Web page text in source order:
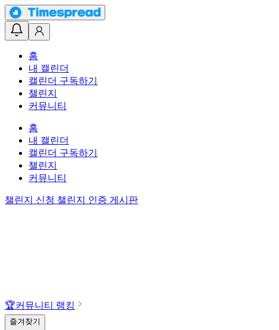
홈
내 캘린더
캘린더 구독하기
챌린지
커뮤니티
홈
내 캘린더
캘린더 구독하기
챌린지
커뮤니티
챌린지 신청 챌린지 인증 게시판
🏆커뮤니티 랭킹
즐겨찾기